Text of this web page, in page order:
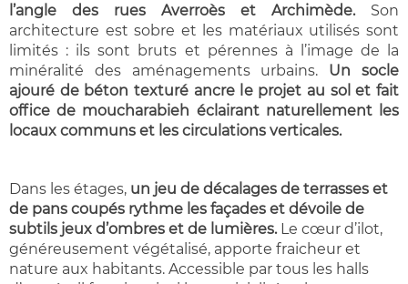
l’angle des rues Averroès et Archimède.Son
architecture est sobre et les matériaux utilisés sont
limités : ils sont bruts et pérennes à l’image de la
minéralité des aménagements urbains. Un socle
ajouré de béton texturé ancre le projet au sol et fait
office de moucharabieh éclairant naturellement les
locaux communs et les circulations verticales.
Dans les étages, un jeu de décalages de terrasses et
de pans coupés rythme les façades et dévoile de
subtils jeux d’ombres et de lumières.Le cœur d’ilot,
généreusement végétalisé, apporte fraicheur et
nature aux habitants. Accessible par tous les halls